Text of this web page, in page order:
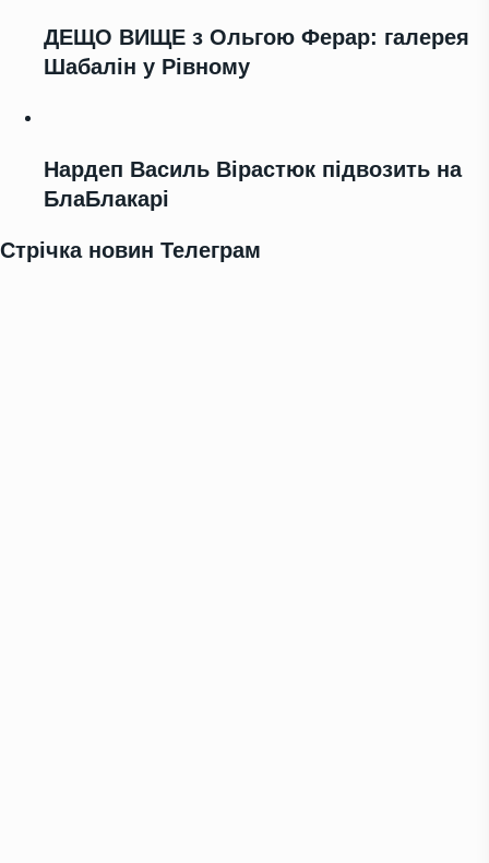
ДЕЩО ВИЩЕ з Ольгою Ферар: галерея
Шабалін у Рівному
Нардеп Василь Вірастюк підвозить на
БлаБлакарі
Стрічка новин Телеграм